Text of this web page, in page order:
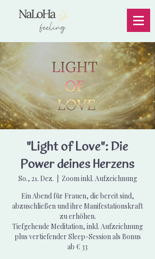
"Light of Love": Die
Power deines Herzens
So., 21. Dez.
Zoom inkl. Aufzeichnung
Ein Abend für Frauen, die bereit sind,
abzuschließen und ihre Manifestationskraft
zu erhöhen.
Tiefgehende Meditation, inkl. Aufzeichnung
plus vertiefender Sleep-Session als Bonus
ab € 33